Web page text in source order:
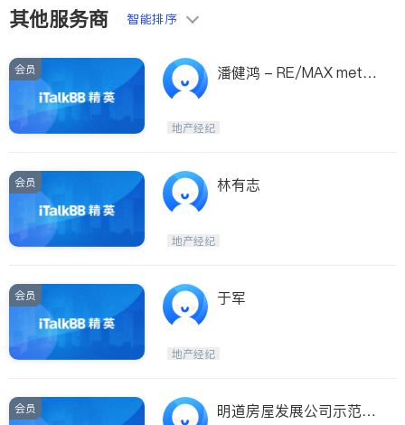
建筑装修North York
Brampton
Kitchener
Newmarket
Stouffville
Maple
Waterloo
Guelph
Ajax
Oshawa
Niagara Falls
Pickering
Concord
Port Perry
King
其他服务商 智能排序
会员
潘健鸿 - RE/MAX metro
地产经纪
会员 林有志
地产经纪
会员 于军
地产经纪
会员
明道房屋发展公司示范中